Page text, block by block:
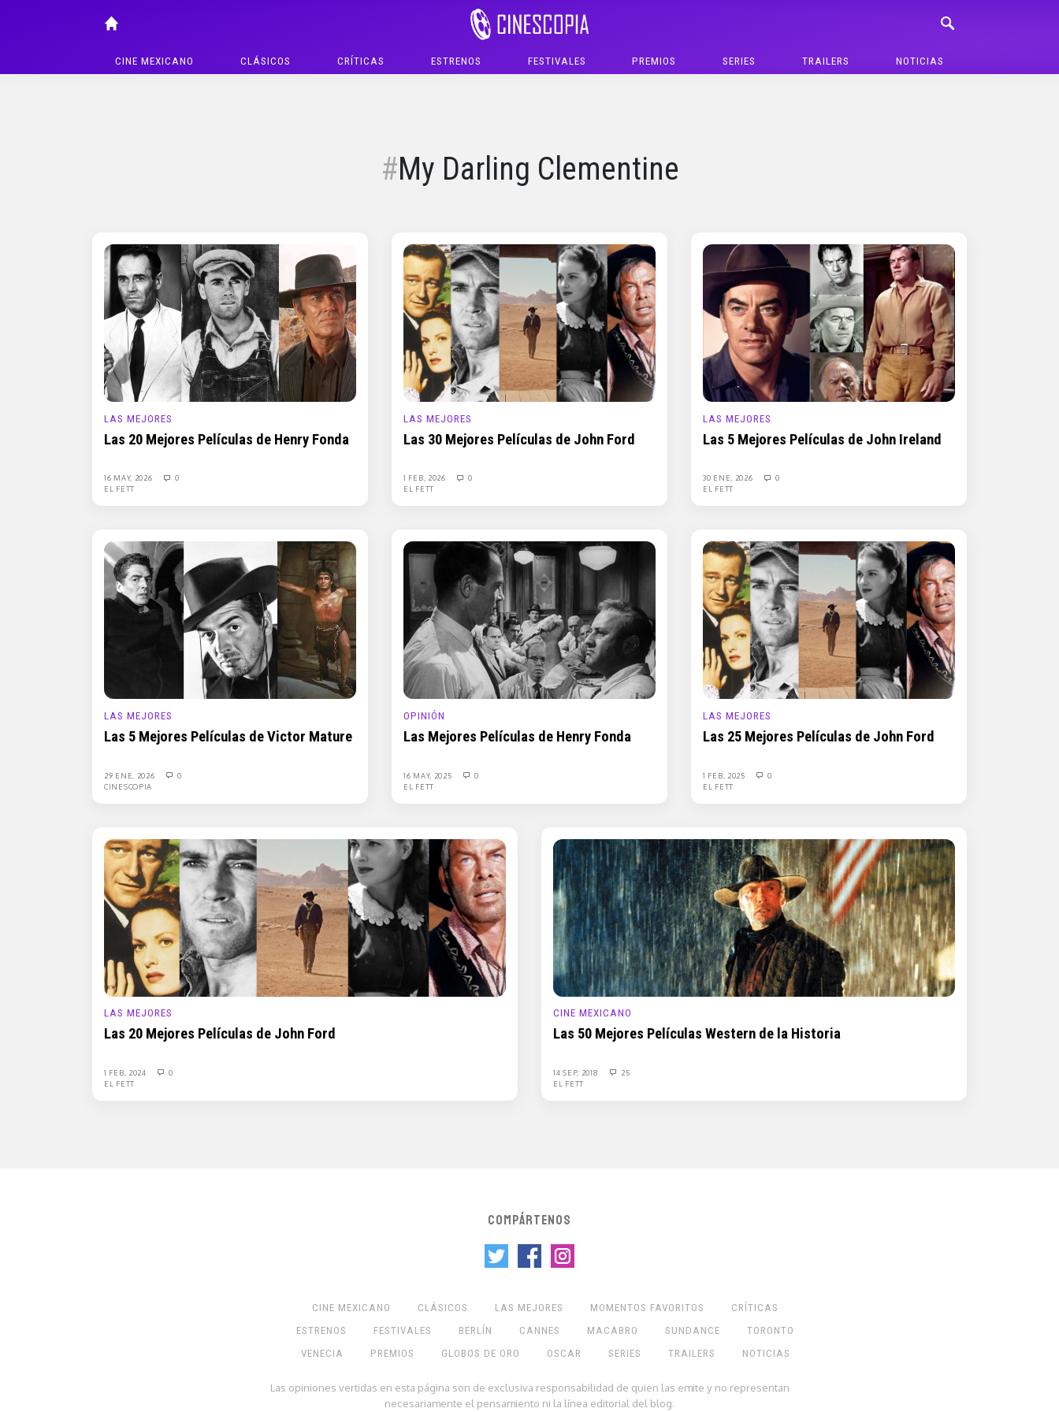
CINE MEXICANO CLÁSICOS CRÍTICAS ESTRENOS FESTIVALES PREMIOS SERIES TRAILERS NOTICIAS
My Darling Clementine
LAS MEJORES
Las 20 Mejores Películas de Henry Fonda
16 MAY, 2026
0
EL FETT
LAS MEJORES
Las 30 Mejores Películas de John Ford
1 FEB, 2026
0
EL FETT
LAS MEJORES
Las 5 Mejores Películas de John Ireland
30 ENE, 2026
0
EL FETT
LAS MEJORES
Las 5 Mejores Películas de Victor Mature
29 ENE, 2026
0
CINESCOPIA
OPINIÓN
Las Mejores Películas de Henry Fonda
16 MAY, 2025
0
EL FETT
LAS MEJORES
Las 25 Mejores Películas de John Ford
1 FEB, 2025
0
EL FETT
LAS MEJORES
Las 20 Mejores Películas de John Ford
1 FEB, 2024
0
EL FETT
CINE MEXICANO
Las 50 Mejores Películas Western de la Historia
14 SEP, 2018
25
EL FETT
COMPÁRTENOS
CINE MEXICANO CLÁSICOS LAS MEJORES MOMENTOS FAVORITOS
CRÍTICAS
ESTRENOS
FESTIVALES BERLÍN CANNES MACABRO SUNDANCE
TORONTO
VENECIA
PREMIOS GLOBOS DE ORO OSCAR SERIES TRAILERS NOTICIAS
Las opiniones vertidas en esta página son de exclusiva responsabilidad de quien las emite y no representan
necesariamente el pensamiento ni la línea editorial del blog.